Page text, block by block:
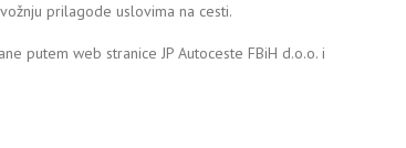
prilagode uslovima na cesti.
putem web stranice JP Autoceste FBiH d.o.o. i